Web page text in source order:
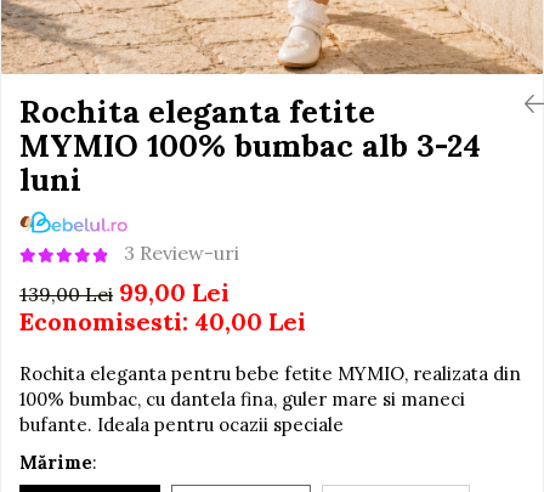
Jucarii de baie
Seturi de frumusete
Caluti balansoar
Interactive, educative si
muzicale
Ateliere si unelte
Covorase de dans
De plus
Electrocasnice si bucatarii
Fotolii gonflabile
Ingrijire cosmetica mamici
Perioada Alaptarii
Perioada Sarcinii
Pompe de san
Sisteme De Purtare
Rochita eleganta fetite
MYMIO 100% bumbac alb 3-24
luni
3 Review-uri
139,00 Lei 99,00 Lei
Economisesti: 40,00 Lei
Rochita eleganta pentru bebe fetite MYMIO, realizata din
100% bumbac, cu dantela fina, guler mare si maneci
bufante. Ideala pentru ocazii speciale
Mărime: